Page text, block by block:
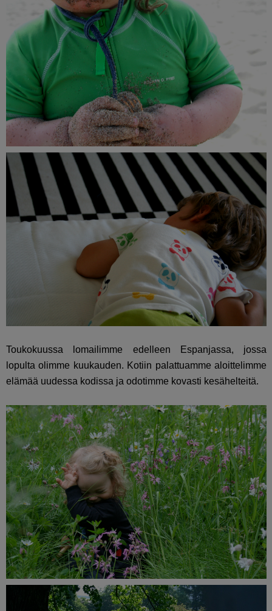
Toukokuussa lomailimme edelleen Espanjassa, jossa
lopulta olimme kuukauden. Kotiin palattuamme aloittelimme
elämää uudessa kodissa ja odotimme kovasti kesähelteitä.